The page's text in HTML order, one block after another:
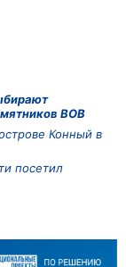
ВОВ
Конный в
посетил